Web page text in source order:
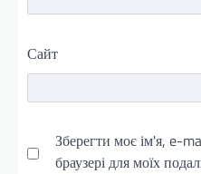
Сайт
Зберегти моє ім'я, e-
браузері для моїх